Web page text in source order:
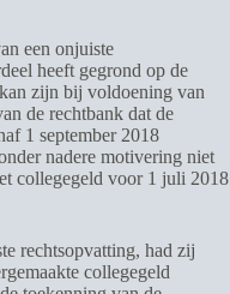
een onjuiste
heeft gegrond op de
zijn bij voldoening van
de rechtbank dat de
1 september 2018
nadere motivering niet
collegegeld voor 1 juli 2018
rechtsopvatting, had zij
collegegeld